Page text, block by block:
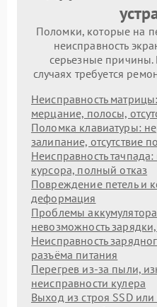
Поломки, которые на
неисправность
серьезные
случаях требуется
Неисправность
мерцание, полосы,
Поломка клавиатуры:
залипание, отсутствие
Неисправность
курсора, полный отказ
Повреждение петель и
деформация
Проблемы
невозможность зарядки,
Неисправность
разъёма питания
Перегрев из‑за пыли,
неисправности кулера
Выход из строя SSD